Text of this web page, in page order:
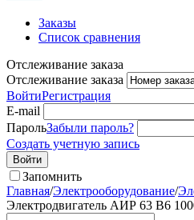
Заказы
Список сравнения
Отслеживание заказа
Отслеживание заказа
ВойтиРегистрация
E-mail
ПарольЗабыли пароль?
Создать учетную запись
Войти
Запомнить
Главная/Электрооборудование/
Электродвигатель АИР 63 В6